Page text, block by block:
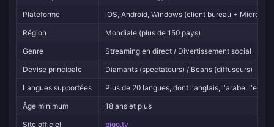
Plateforme
iOS, Android, Windows (client bureau +
Région
Mondiale (plus de 150 pays)
Genre
Streaming en direct / Divertissement social
Devise principale
Diamants (spectateurs) / Beans (diffuseurs)
Langues supportées
Plus de 20 langues, dont l'anglais, l'arabe,
Âge minimum
18 ans et plus
Site officiel
bigo.tv